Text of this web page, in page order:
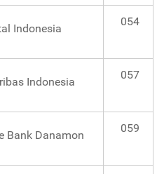
Indonesia
054
Indonesia
057
Bank Danamon
059